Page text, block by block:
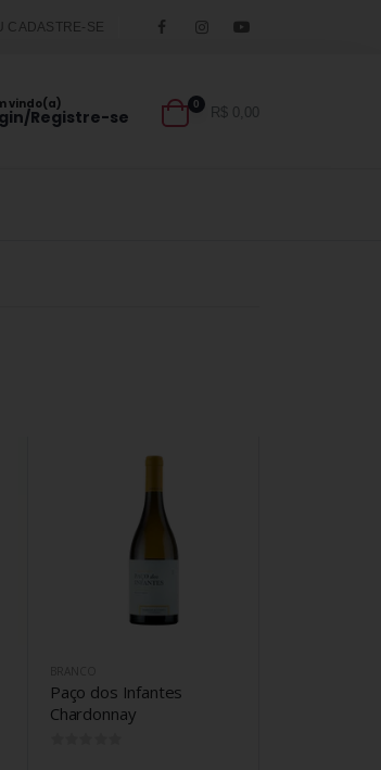
CADASTRE-SE
vindo(a)
Registre-se
0
R$ 0,00
Paço dos Infantes
Chardonnay